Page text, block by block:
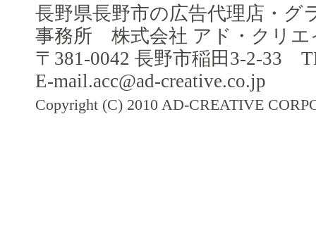
長野県長野市の広告代理店・グ
事務所 株式会社 アド・クリエ
〒381-0042 長野市稲田3-2-33
E-mail.acc@ad-creative.co.jp
Copyright (C) 2010 AD-CREATIVE